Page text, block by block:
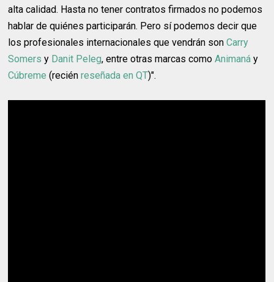
alta calidad. Hasta no tener contratos firmados no podemos
hablar de quiénes participarán. Pero sí podemos decir que
los profesionales internacionales que vendrán sonCarry
Somers y Danit Peleg, entre otras marcas comoAnimaná y
Cúbreme (reciénreseñada en QT)".